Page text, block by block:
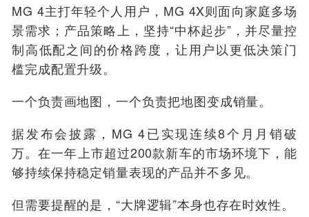
MG 4主打年轻个人用户，MG 4X则面向家庭多场
景需求；产品策略上，坚持“中杯起步”，并尽量控
制高低配之间的价格跨度，让用户以更低决策门
槛完成配置升级。
一个负责画地图，一个负责把地图变成销量。
据发布会披露，MG 4已实现连续8个月月销破
万。在一年上市超过200款新车的市场环境下，能
够持续保持稳定销量表现的产品并不多见。
但需要提醒的是，“大牌逻辑”本身也存在时效性。